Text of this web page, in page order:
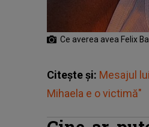
Ce averea avea Felix
Citește și: Mesajul
Mihaela e o victimă"